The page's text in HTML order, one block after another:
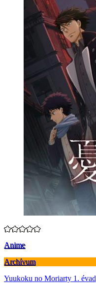
Anime
Archívum
Yuukoku no Moriarty 1. évad